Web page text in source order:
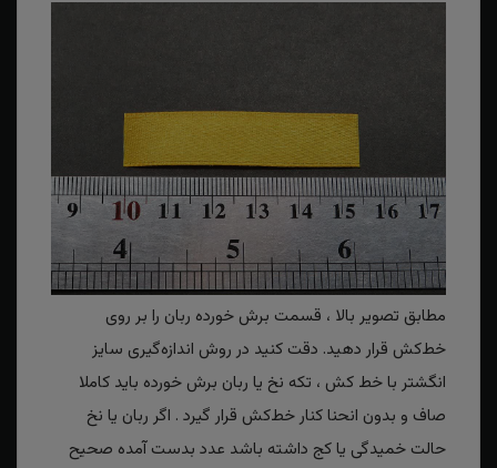
مطابق تصویر بالا ، قسمت برش خورده ربان را بر روی
خط‌کش قرار دهید. دقت کنید در روش اندازه‌گیری سایز
انگشتر با خط کش ، تکه نخ یا ربان برش خورده باید کاملا
صاف و بدون انحنا کنار خط‌کش قرار گیرد . اگر ربان یا نخ
حالت خمیدگی یا کج داشته باشد عدد بدست آمده صحیح